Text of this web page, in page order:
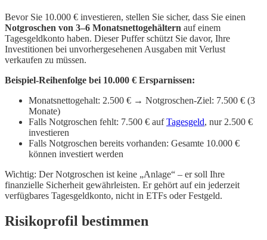
Bevor Sie 10.000 € investieren, stellen Sie sicher, dass Sie einen
Notgroschen von 3–6 Monatsnettogehältern auf einem
Tagesgeldkonto haben. Dieser Puffer schützt Sie davor, Ihre
Investitionen bei unvorhergesehenen Ausgaben mit Verlust
verkaufen zu müssen.
Beispiel-Reihenfolge bei 10.000 € Ersparnissen:
Monatsnettogehalt: 2.500 € → Notgroschen-Ziel: 7.500 € (3
Monate)
Falls Notgroschen fehlt: 7.500 € aufTagesgeld, nur 2.500 €
investieren
Falls Notgroschen bereits vorhanden: Gesamte 10.000 €
können investiert werden
Wichtig: Der Notgroschen ist keine „Anlage“ – er soll Ihre
finanzielle Sicherheit gewährleisten. Er gehört auf ein jederzeit
verfügbares Tagesgeldkonto, nicht in ETFs oder Festgeld.
Risikoprofil bestimmen